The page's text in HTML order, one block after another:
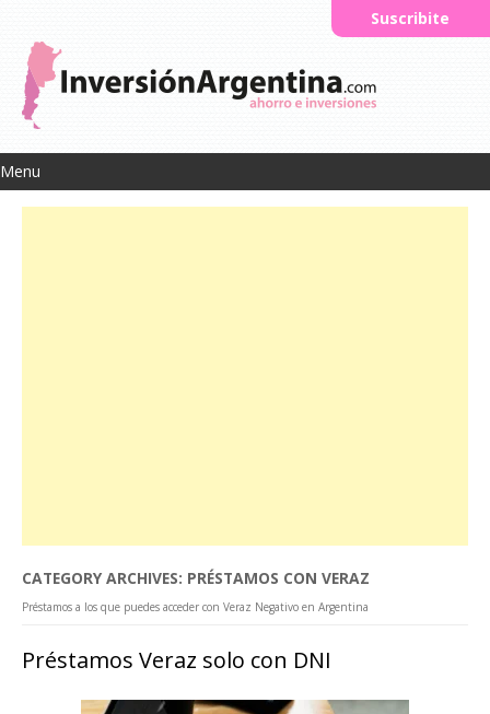
Menu
Suscribite
CATEGORY ARCHIVES: PRÉSTAMOS CON VERAZ
Préstamos a los que puedes acceder con Veraz Negativo en Argentina
Préstamos Veraz solo con DNI